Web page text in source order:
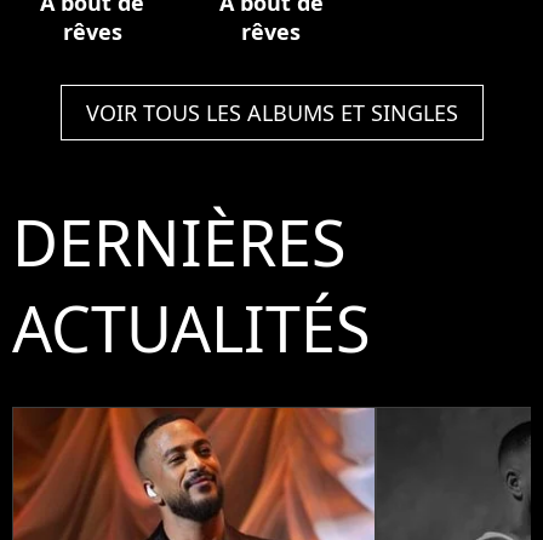
rêves
rêves
VOIR TOUS LES ALBUMS ET SINGLES
DERNIÈRES
ACTUALITÉS